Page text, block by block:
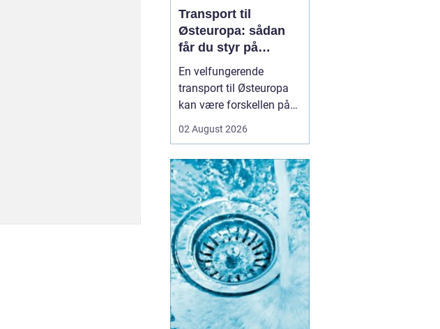
Transport til
Østeuropa: sådan
får du styr på
logistikken
En velfungerende
transport til Østeuropa
kan være forskellen på
dyre forsinkelser. Mange
mod Baltikum, Ukraine
og resten af regionen for
at finde nye kunder og
leverandører. Men v...
02 August 2026